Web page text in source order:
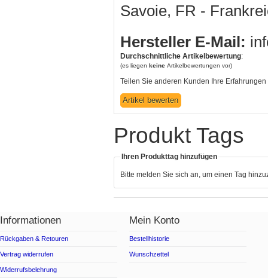
Savoie, FR -
Hersteller E-Mail:
Durchschnittliche Artikelbewertung:
(es liegen keine Artikelbewertungen vor)
Teilen Sie anderen Kunden Ihre Erfahrungen
Produkt Tags
Ihren Produkttag hinzufügen
Bitte melden Sie sich an, um einen Tag
Informationen
Rückgaben & Retouren
Vertrag widerrufen
Widerrufsbelehrung
Mein Konto
Bestellhistorie
Wunschzettel